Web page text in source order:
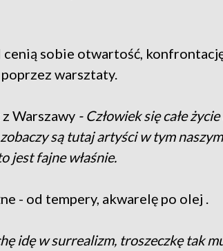
sobie otwartość,
warsztaty.
Warszawy - Człowiek się całe
są tutaj artyści w tym
jest fajne właśnie.
- od tempery, akwarelę po olej .
idę w surrealizm, troszeczkę tak